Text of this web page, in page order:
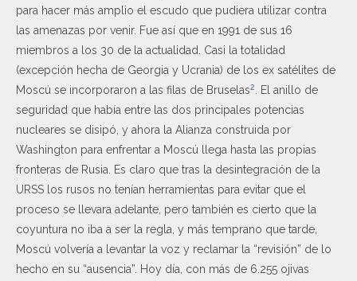
para hacer más amplio el escudo que pudiera utilizar contra
las amenazas por venir. Fue así que en 1991 de sus 16
miembros a los 30 de la actualidad. Casi la totalidad
(excepción hecha de Georgia y Ucrania) de los ex satélites de
Moscú se incorporaron a las filas de Bruselas2
. El anillo de
seguridad que había entre las dos principales potencias
nucleares se disipó, y ahora la Alianza construida por
Washington para enfrentar a Moscú llega hasta las propias
fronteras de Rusia. Es claro que tras la desintegración de la
URSS los rusos no tenían herramientas para evitar que el
proceso se llevara adelante, pero también es cierto que la
coyuntura no iba a ser la regla, y más temprano que tarde,
Moscú volvería a levantar la voz y reclamar la “revisión” de lo
hecho en su “ausencia”. Hoy día, con más de 6.255 ojivas